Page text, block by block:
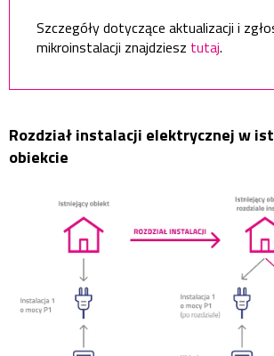
Szczegóły dotyczące aktualizacji i
mikroinstalacji znajdziesz tutaj.
Rozdział instalacji elektrycznej w
obiekcie